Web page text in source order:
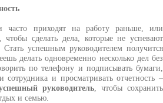
часто приходят на работу раньше, или
чтобы сделать дела, которые не успевают
Стать успешным руководителем получится
делать одновременно несколько дел без
по телефону и подписывать бумаги,
сотрудника и просматривать отчетность –
руководитель , чтобы сохранить
и семью.